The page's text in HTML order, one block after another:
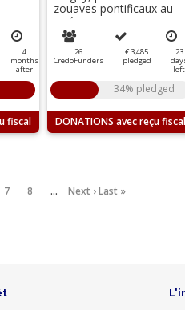
4
months
after
zouaves pontificaux au
cinéma
26
CredoFunders
€ 3,485
pledged
23
left
34% pledged
DONATIONS
7 8 … Next ›Last »